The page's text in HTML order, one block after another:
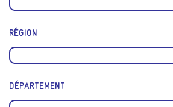
RÉGION
DÉPARTEMENT